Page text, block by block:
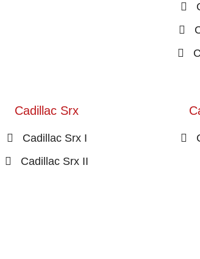
Cadillac Srx
Cadillac Srx I
Cadillac Srx II